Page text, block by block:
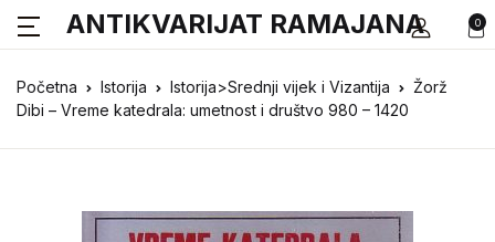
0
ANTIKVARIJAT RAMAJANA
Početna Istorija Istorija>Srednji vijek i Vizantija
Žorž
Dibi – Vreme katedrala: umetnost i društvo 980 – 1420